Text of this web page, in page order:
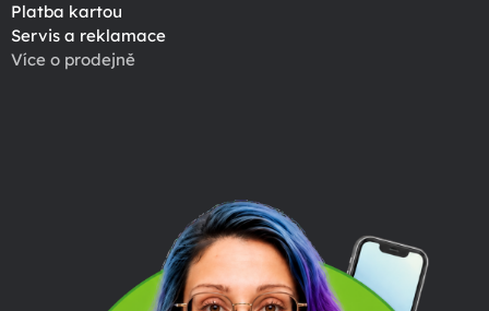
Platba kartou
Servis a reklamace
Více o prodejně